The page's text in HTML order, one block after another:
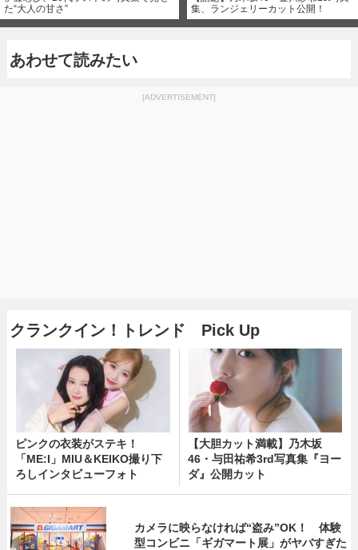
た“大人の甘さ”
集、ランジェリーカット公開！
あわせて読みたい
[ADVERTISEMENT]
クランクイン！トレンド Pick Up
ピンクの衣装がステキ！
「ME:I」MIU＆KEIKO撮り下
ろしインタビューフォト
【大胆カット満載】乃木坂
46・与田祐希3rd写真集『ヨー
ダ』公開カット
カメラに映らなければ“盗み”OK！ 体験
型コンビニ「ギガマート展」がヤバすぎた